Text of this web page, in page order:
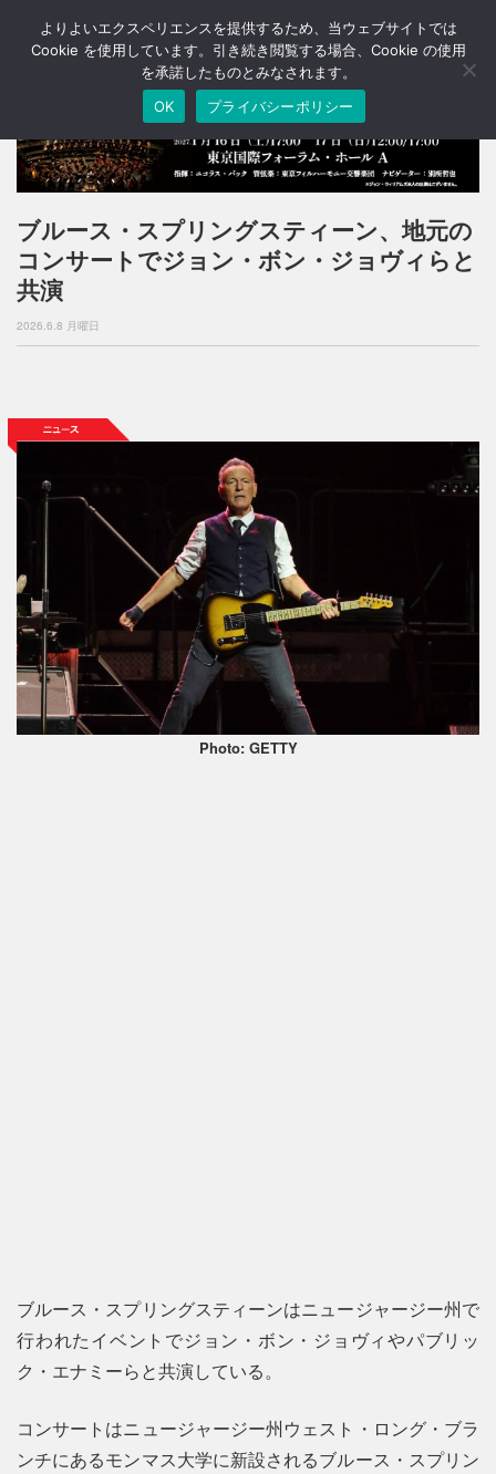
T
o
a
v
g
a
n
ブルース・スプリングスティーン、地元の
コンサートでジョン・ボン・ジョヴィらと
共演
2026.6.8 月曜日
Photo: GETTY
ブルース・スプリングスティーンはニュージャージー州で
行われたイベントでジョン・ボン・ジョヴィやパブリッ
ク・エナミーらと共演している。
コンサートはニュージャージー州ウェスト・ロング・ブラ
ンチにあるモンマス大学に新設されるブルース・スプリン
よりよいエクスペリエンスを提供するため、当ウェブサイトでは
Cookie を使用しています。引き続き閲覧する場合、Cookie の使用
を承諾したものとみなされます。
OK
プライバシーポリシー